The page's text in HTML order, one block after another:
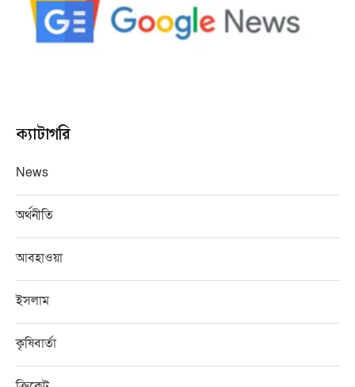
ক্যাটাগরি
News
অর্থনীতি
আবহাওয়া
ইসলাম
কৃষিবার্তা